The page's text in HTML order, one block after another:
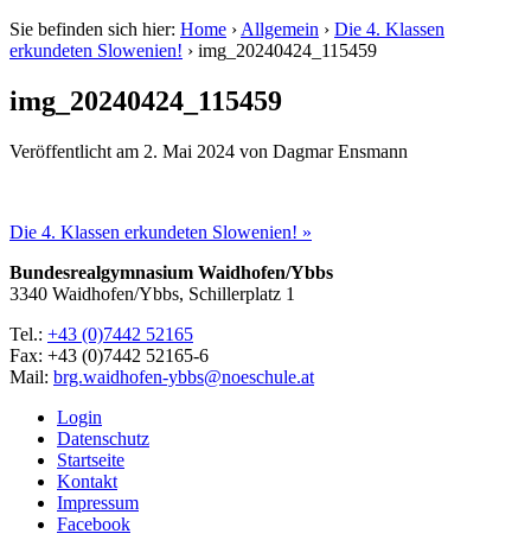
Sie befinden sich hier: Home › Allgemein › Die 4. Klassen
erkundeten Slowenien! › img_20240424_115459
img_20240424_115459
Veröffentlicht am 2. Mai 2024 von Dagmar Ensmann
Die 4. Klassen erkundeten Slowenien! »
Bundesrealgymnasium Waidhofen/Ybbs
3340 Waidhofen/Ybbs, Schillerplatz 1
Tel.: +43 (0)7442 52165
Fax: +43 (0)7442 52165-6
Mail: brg.waidhofen-ybbs@noeschule.at
Login
Datenschutz
Startseite
Kontakt
Impressum
Facebook